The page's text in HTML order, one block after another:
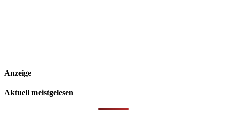
Anzeige
Aktuell meistgelesen